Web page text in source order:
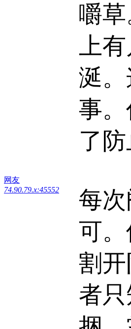
网友
74.90.79.x:45552
嚼
上
涎
事
了
每
可
割
者